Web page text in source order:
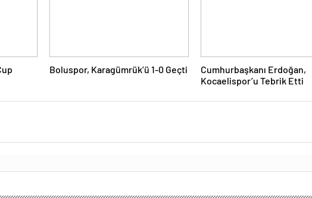
Boluspor, Karagümrük’ü 1-0 Geçti
Cumhurbaşkanı Erdoğan,
Kocaelispor’u Tebrik Etti